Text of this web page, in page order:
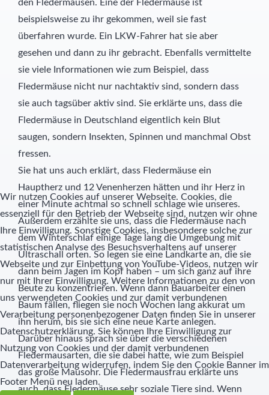
den Fledermäusen. Eine der Fledermäuse ist
beispielsweise zu ihr gekommen, weil sie fast
überfahren wurde. Ein LKW-Fahrer hat sie aber
gesehen und dann zu ihr gebracht. Ebenfalls vermittelte
sie viele Informationen wie zum Beispiel, dass
Fledermäuse nicht nur nachtaktiv sind, sondern dass
sie auch tagsüber aktiv sind. Sie erklärte uns, dass die
Fledermäuse in Deutschland eigentlich kein Blut
saugen, sondern Insekten, Spinnen und manchmal Obst
fressen.
Sie hat uns auch erklärt, dass Fledermäuse ein
Hauptherz und 12 Venenherzen hätten und ihr Herz in
einer Minute achtmal so schnell schlage wie unseres.
Außerdem erzählte sie uns, dass die Fledermäuse nach
dem Winterschlaf einige Tage lang die Umgebung mit
Ultraschall orten. So legen sie eine Landkarte an, die sie
dann beim Jagen im Kopf haben – um sich ganz auf ihre
Beute zu konzentrieren. Wenn dann Bauarbeiter einen
Baum fällen, fliegen sie noch Wochen lang akkurat um
ihn herum, bis sie sich eine neue Karte anlegen.
Darüber hinaus sprach sie über die verschiedenen
Fledermausarten, die sie dabei hatte, wie zum Beispiel
das große Mausohr. Die Fledermausfrau erklärte uns
auch, dass Fledermäuse sehr soziale Tiere sind. Wenn
Wir nutzen Cookies auf unserer Webseite. Cookies, die
essenziell für den Betrieb der Webseite sind, nutzen wir ohne
Ihre Einwilligung. Sonstige Cookies, insbesondere solche zur
statistischen Analyse des Besuchsverhaltens auf unserer
Webseite und zur Einbettung von YouTube-Videos, nutzen wir
nur mit Ihrer Einwilligung. Weitere Informationen zu den von
uns verwendeten Cookies und zur damit verbundenen
Verarbeitung personenbezogener Daten finden Sie in unserer
Datenschutzerklärung. Sie können Ihre Einwilligung zur
Nutzung von Cookies und der damit verbundenen
Datenverarbeitung widerrufen, indem Sie den Cookie Banner im
Footer Menü neu laden.
Elternbeirat
SMV
Freunde